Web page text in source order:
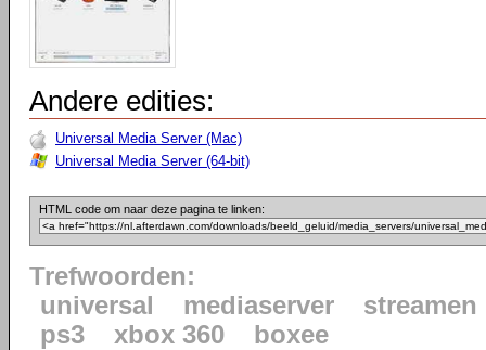
Andere edities:
Universal Media Server (Mac)
Universal Media Server (64-bit)
HTML code om naar deze pagina te linken:
Trefwoorden:
universal
mediaserver
streamen
ps3
xbox 360 boxee